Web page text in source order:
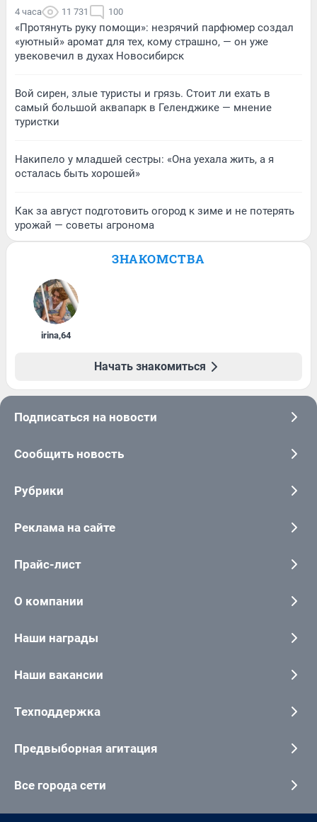
4 часа 11 731 100
«Протянуть руку помощи»: незрячий парфюмер создал
«уютный» аромат для тех, кому страшно, — он уже
увековечил в духах Новосибирск
Вой сирен, злые туристы и грязь. Стоит ли ехать в
самый большой аквапарк в Геленджике — мнение
туристки
Накипело у младшей сестры: «Она уехала жить, а я
осталась быть хорошей»
Как за август подготовить огород к зиме и не потерять
урожай — советы агронома
ЗНАКОМСТВА
irina,64
Начать знакомиться
Подписаться на новости
Сообщить новость
Рубрики
Реклама на сайте
Прайс-лист
О компании
Наши награды
Наши вакансии
Техподдержка
Предвыборная агитация
Все города сети